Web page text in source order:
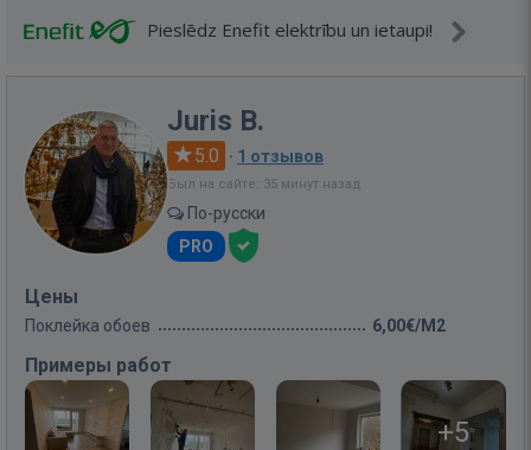
Pieslēdz Enefit elektrību un ietaupi!
Juris B.
5.0 · 1 отзывов
Был на сайте: 35 минут назад
По-русски
PRO
Цены
Поклейка обоев 6,00€/M2
Примеры работ
+5